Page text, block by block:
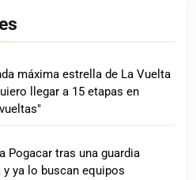
máxima estrella de La Vuelta
llegar a 15 etapas en
Pogacar tras una guardia
y ya lo buscan equipos